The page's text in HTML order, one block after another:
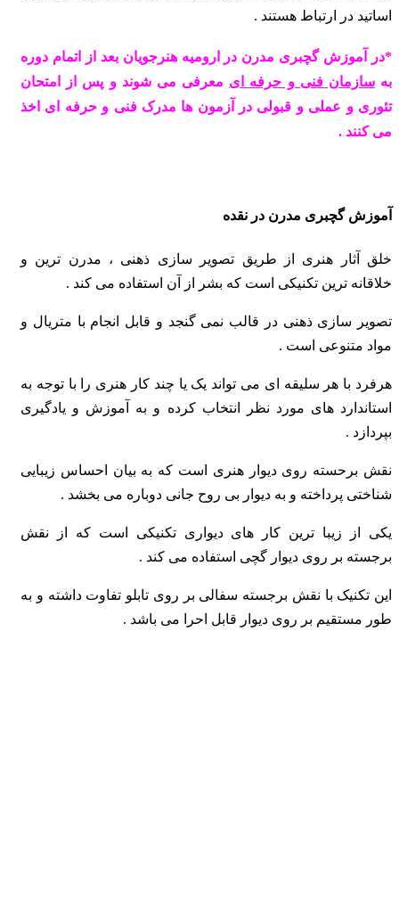
اساتید در ارتباط هستند .
*در آموزش گچبری مدرن در ارومیه هنرجویان بعد از اتمام دوره
بهسازمان فنی و حرفه ای معرفی می شوند و پس از امتحان
تئوری و عملی و قبولی در آزمون ها مدرک فنی و حرفه ای اخذ
می کنند .
آموزش گچبری مدرن در نقده
خلق آثار هنری از طریق تصویر سازی ذهنی ، مدرن ترین و
خلاقانه ترین تکنیکی است که بشر از آن استفاده می کند .
تصویر سازی ذهنی در قالب نمی گنجد و قابل انجام با متریال و
مواد متنوعی است .
هرفرد با هر سلیقه ای می تواند یک یا چند کار هنری را با توجه به
استاندارد های مورد نظر انتخابکرده و به آموزش و یادگیری
بپردازد .
نقش برحسته روی دیوار هنری است که به بیان احساس زیبایی
شناختی پرداخته و به دیوار بی روح جانی دوباره می بخشد .
یکی از زیبا ترین کار های دیواری تکنیکی است که از نقش
برجسته بر روی دیوار گچی استفاده می کند .
این تکنیک با نقش برجسته سفالی بر روی تابلو تفاوت داشته و به
طور مستقیم بر روی دیوار قابل احرا می باشد .